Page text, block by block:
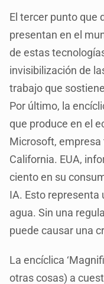
El tercer punto que
presentan en el
de estas
invisibilización de
trabajo que
Por último, la
que produce en el
Microsoft,
California. EUA,
ciento en su
IA. Esto representa
agua. Sin una
puede causar una
La encíclica
otras cosas) a